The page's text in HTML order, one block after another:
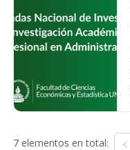
7 elementos en total: